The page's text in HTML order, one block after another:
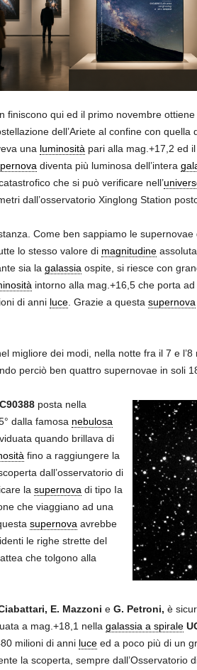
finiscono qui ed il primo novembre
dell’Ariete al confine con quella
una luminosità pari alla mag.+17,2 ed
diventa più luminosa dell’intera
che si può verificare nell’
dall’osservatorio Xinglong Station
Come ben sappiamo le
lo stesso valore di magnitudine
sia la galassia ospite, si riesce con
intorno alla mag.+16,5 che porta
di anni luce. Grazie a questa supernova
migliore dei modi, nella notte fra il 7 e l’8
perciò ben quattro supernovae in soli
posta nella
dalla famosa nebulosa
quando brillava di
fino a raggiungere la
dall’osservatorio di
la supernova di tipo Ia
che viaggiano ad una
supernova avrebbe
le righe strette del
che tolgono alla
E. Mazzoni eG. Petroni, è
a mag.+18,1 nella galassia a spirale
milioni di anni luceed a poco più di un
la scoperta, sempre dall’Osservatorio